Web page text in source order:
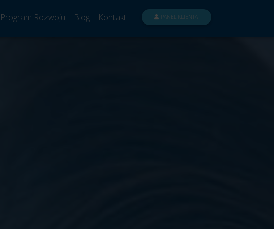
Program Rozwoju Blog Kontakt PANEL KLIENTA